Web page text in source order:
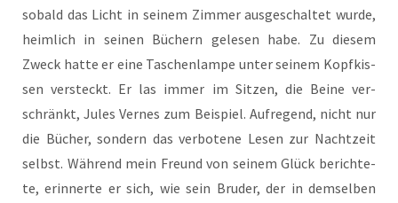
sobald das Licht in sei­nem Zim­mer aus­ge­schal­tet wur­de,
heim­lich in sei­nen Büchern gele­sen habe. Zu die­sem
Zweck hat­te er eine Taschen­lam­pe unter sei­nem Kopf­kis­
sen ver­steckt. Er las immer im Sit­zen, die Bei­ne ver­
schränkt, Jules Ver­nes zum Bei­spiel. Auf­re­gend, nicht nur
die Bücher, son­dern das ver­bo­te­ne Lesen zur Nacht­zeit
selbst. Wäh­rend mein Freund von sei­nem Glück berich­te­
te, erin­ner­te er sich, wie sein Bru­der, der in dem­sel­ben